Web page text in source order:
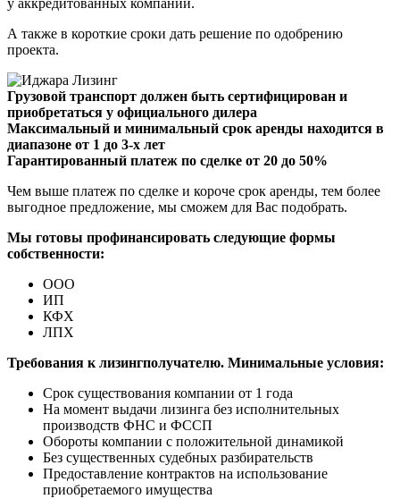
А также в короткие сроки дать решение по одобрению
проекта.
Грузовой транспорт должен быть сертифицирован и
приобретаться у официального дилера
Максимальный и минимальный срок аренды находится в
диапазоне от 1 до 3-х лет
Гарантированный платеж по сделке от 20 до 50%
Чем выше платеж по сделке и короче срок аренды, тем более
выгодное предложение, мы сможем для Вас подобрать.
Мы готовы профинансировать cледующие формы
собственности:
ООО
ИП
КФХ
ЛПХ
Требования к лизингполучателю. Минимальные условия:
Срок существования компании от 1 года
На момент выдачи лизинга без исполнительных
производств ФНС и ФССП
Обороты компании с положительной динамикой
Без существенных судебных разбирательств
Предоставление контрактов на использование
приобретаемого имущества